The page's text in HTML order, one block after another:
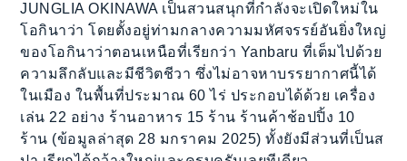
JUNGLIA OKINAWA เป็นสวนสนุกที่กำลังจะเปิดใหม่ใน
โอกินาว่า โดยตั้งอยู่ท่ามกลางความมหัศจรรย์อันยิ่งใหญ่
ของโอกินาว่าตอนเหนือที่เรียกว่า Yanbaru ที่เต็มไปด้วย
ความลึกลับและมีชีวิตชีวา ซึ่งไม่อาจหาบรรยากาศนี้ได้
ในเมือง ในพื้นที่ประมาณ 60 ไร่ ประกอบได้ด้วย เครื่อง
เล่น 22 อย่าง ร้านอาหาร 15 ร้าน ร้านค้าช้อปปิ้ง 10
ร้าน (ข้อมูลล่าสุด 28 มกราคม 2025) ทั้งยังมีส่วนที่เป็นส